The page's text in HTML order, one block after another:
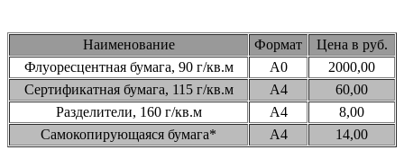
Наименование Формат
Цена в руб.
Флуоресцентная бумага, 90 г/кв.м
А0
2000,00
Сертификатная бумага, 115 г/кв.м
А4
60,00
Разделители, 160 г/кв.м
А4
8,00
Самокопирующаяся бумага*
А4 14,00